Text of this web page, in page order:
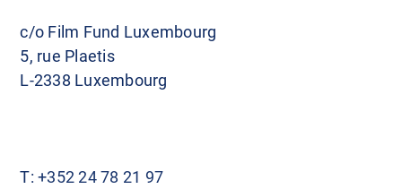
c/o Film Fund Luxembourg
5, rue Plaetis
L-2338 Luxembourg
T:+352 24 78 21 97